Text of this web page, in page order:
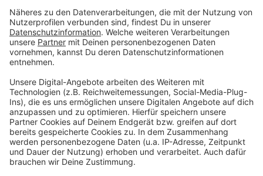
After Job Partys in unterschiedlichen Locations. Auch
an Karneval wird gefeiert. Hier kommt ihr zu den
Terminen.
Mehr Infos findet ihr hier!
Anzeige
Führung
Anzeige